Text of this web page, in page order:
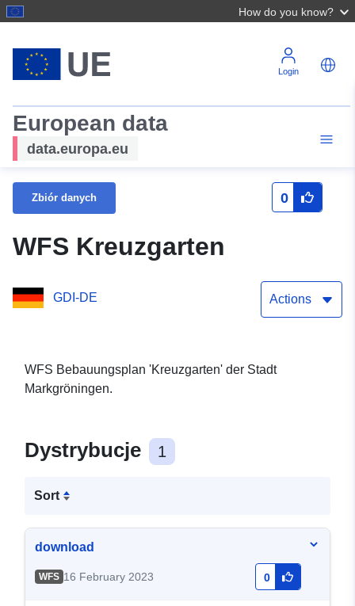
How do you know?
Login
European data
data.europa.eu
Zbiór danych 0
WFS Kreuzgarten
GDI-DE Actions
WFS Bebauungsplan 'Kreuzgarten' der Stadt
Markgröningen.
Dystrybucje 1
Sort
download
WFS 16 February 2023 0